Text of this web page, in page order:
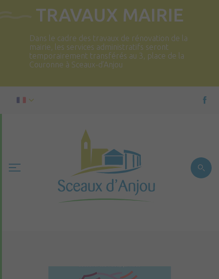
TRAVAUX MAIRIE
Dans le cadre des travaux de rénovation de la
mairie, les services administratifs seront
temporairement transférés au 3, place de la
Couronne à Sceaux-d’Anjou